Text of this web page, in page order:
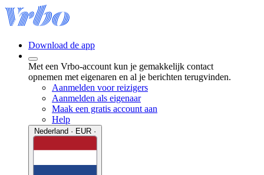
Download de app
Met een Vrbo-account kun je gemakkelijk contact
opnemen met eigenaren en al je berichten terugvinden.
Aanmelden voor reizigers
Aanmelden als eigenaar
Maak een gratis account aan
Help